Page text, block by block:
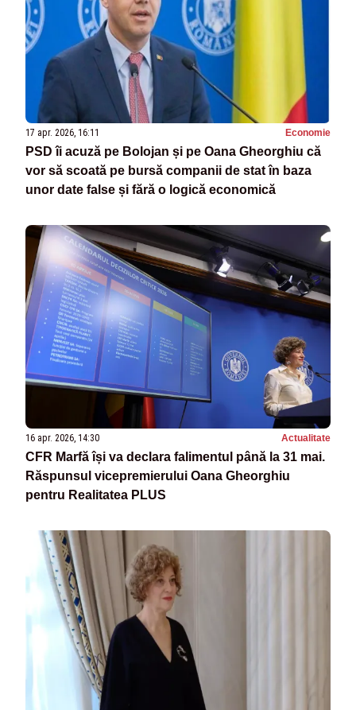
17 apr. 2026, 16:11 Economie
PSD îi acuză pe Bolojan și pe Oana Gheorghiu că
vor să scoată pe bursă companii de stat în baza
unor date false și fără o logică economică
16 apr. 2026, 14:30 Actualitate
CFR Marfă își va declara falimentul până la 31 mai.
Răspunsul vicepremierului Oana Gheorghiu
pentru Realitatea PLUS